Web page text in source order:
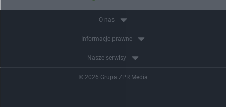
O nas
Informacje prawne
Nasze serwisy
© 2026 Grupa ZPR Media